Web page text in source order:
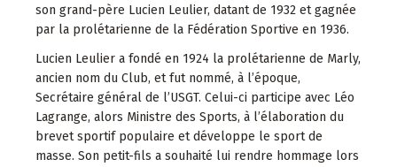
son grand-père Lucien Leulier, datant de 1932 et gagnée
par la prolétarienne de la Fédération Sportive en 1936.
Lucien Leulier a fondé en 1924 la prolétarienne de Marly,
ancien nom du Club, et fut nommé, à l’époque,
Secrétaire général de l’USGT. Celui-ci participe avec Léo
Lagrange, alors Ministre des Sports, à l’élaboration du
brevet sportif populaire et développe le sport de
masse. Son petit-fils a souhaité lui rendre hommage lors